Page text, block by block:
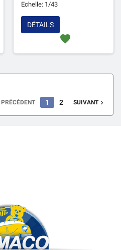
Echelle: 1/43
favorite
DÉTAILS
PRÉCÉDENT 1 2 SUIVANT